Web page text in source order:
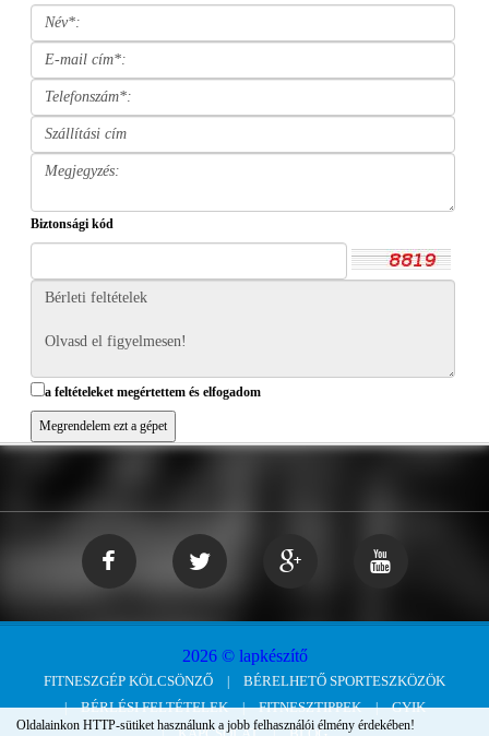
Biztonsági kód
a feltételeket megértettem és elfogadom
2026 © lapkészítő
FITNESZGÉP KÖLCSÖNZŐ
BÉRELHETŐ SPORTESZKÖZÖK
BÉRLÉSI FELTÉTELEK
FITNESZTIPPEK
GYIK
Oldalainkon HTTP-sütiket használunk a jobb felhasználói élmény érdekében!